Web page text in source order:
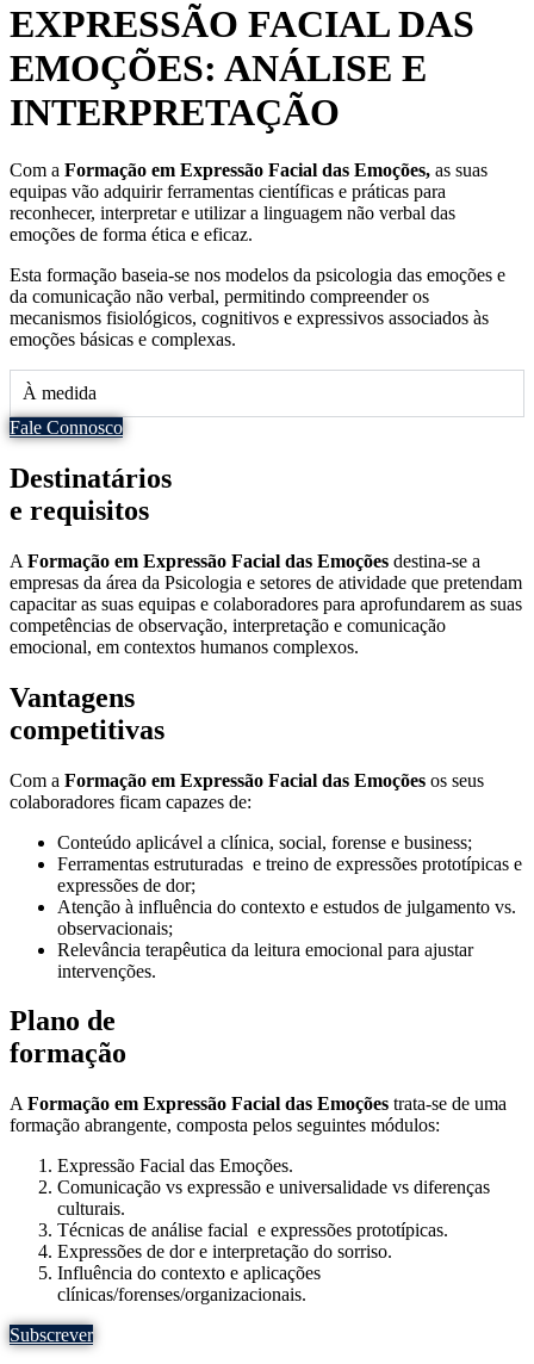
EXPRESSÃO FACIAL DAS
EMOÇÕES: ANÁLISE E
INTERPRETAÇÃO
Com a Formação em Expressão Facial das Emoções, as suas
equipas vão adquirir ferramentas científicas e práticas para
reconhecer, interpretar e utilizar a linguagem não verbal das
emoções de forma ética e eficaz.
Esta formação baseia-se nos modelos da psicologia das emoções e
da comunicação não verbal, permitindo compreender os
mecanismos fisiológicos, cognitivos e expressivos associados às
emoções básicas e complexas.
À medida
Fale Connosco
Destinatários
e requisitos
A Formação em Expressão Facial das Emoções destina-se a
empresas da área da Psicologia e setores de atividade que pretendam
capacitar as suas equipas e colaboradores para aprofundarem as suas
competências de observação, interpretação e comunicação
emocional, em contextos humanos complexos.
Vantagens
competitivas
Com a Formação em Expressão Facial das Emoções os seus
colaboradores ficam capazes de:
Conteúdo aplicável a clínica, social, forense e business;
Ferramentas estruturadas e treino de expressões prototípicas e
expressões de dor;
Atenção à influência do contexto e estudos de julgamento vs.
observacionais;
Relevância terapêutica da leitura emocional para ajustar
intervenções.
Plano de
formação
A Formação em Expressão Facial das Emoções trata-se de uma
formação abrangente, composta pelos seguintes módulos:
Expressão Facial das Emoções.
Comunicação vs expressão e universalidade vs diferenças
culturais.
Técnicas de análise facial e expressões prototípicas.
Expressões de dor e interpretação do sorriso.
Influência do contexto e aplicações
clínicas/forenses/organizacionais.
Subscrever